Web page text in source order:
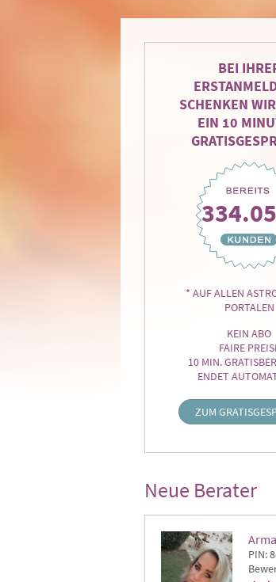
BEI
SCHENKEN
EIN 10
* AUF ALLEN
PORTALEN
KEIN ABO
FAIRE
10 MIN.
ENDET
ZUM
Neue Berater
PIN: